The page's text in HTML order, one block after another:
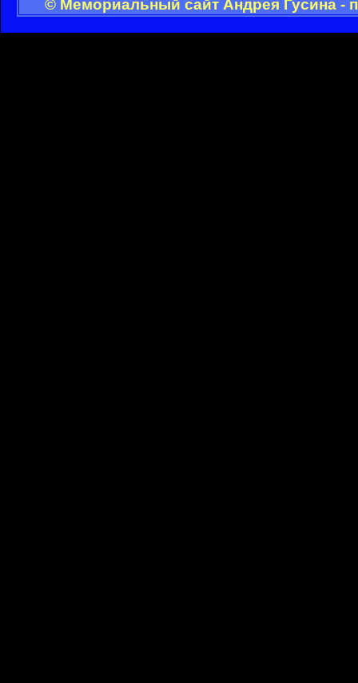
© Мемориальный сайт Андрея Гусина -